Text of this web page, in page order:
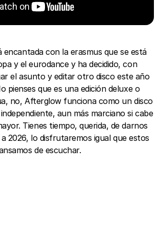
con la erasmus que se está
y el eurodance y ha decidido, con
el asunto y editar otro disco este año
pienses que es una edición deluxe o
no, Afterglow funciona como un disco
aun más marciano si cabe
Tienes tiempo, querida, de darnos
2026, lo disfrutaremos igual que estos
de escuchar.